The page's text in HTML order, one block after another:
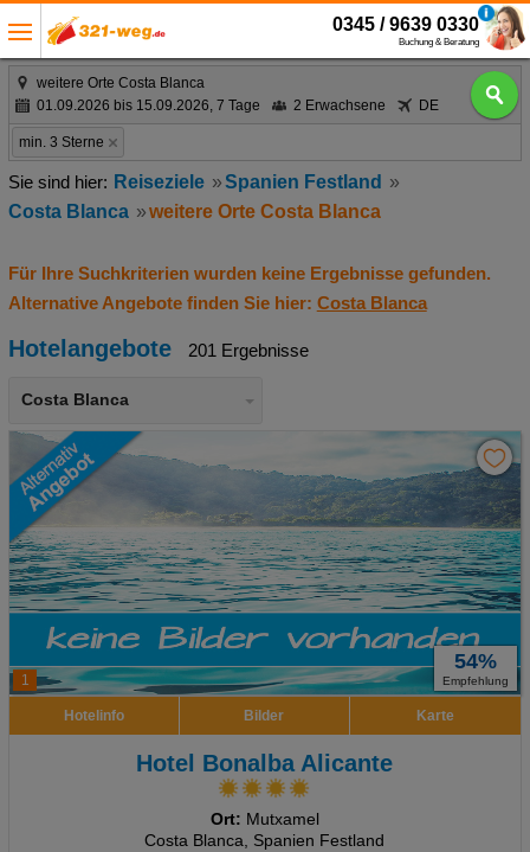
0345 / 9639 0330
Buchung & Beratung
weitere Orte Costa Blanca
01.09.2026 bis 15.09.2026, 7 Tage
2 Erwachsene DE
min. 3 Sterne
Reiseziele
Spanien Festland
Costa Blanca
weitere Orte Costa Blanca
Für Ihre Suchkriterien wurden keine Ergebnisse gefunden.
Alternative Angebote finden Sie hier: Costa Blanca
Hotelangebote 201 Ergebnisse
Costa Blanca
1
54%
Empfehlung
Hotelinfo Bilder Karte
Hotel Bonalba Alicante
Ort: Mutxamel
Costa Blanca, Spanien Festland